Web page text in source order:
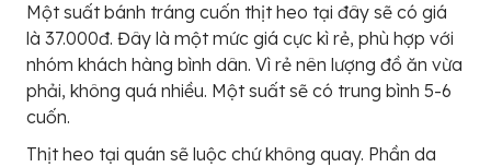
Một suất bánh tráng cuốn thịt heo tại đây sẽ có giá
là 37.000đ. Đây là một mức giá cực kì rẻ, phù hợp với
nhóm khách hàng bình dân. Vì rẻ nên lượng đồ ăn vừa
phải, không quá nhiều. Một suất sẽ có trung bình 5-6
cuốn.
Thịt heo tại quán sẽ luộc chứ không quay. Phần da